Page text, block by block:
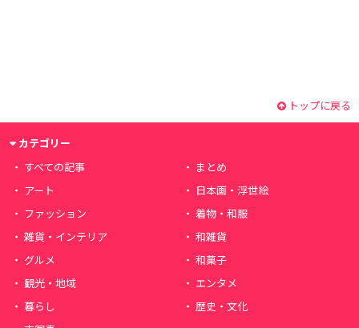
トップに戻る
カテゴリー
すべての記事
まとめ
アート
日本画・浮世絵
ファッション
着物・和服
雑貨・インテリア
和雑貨
グルメ
和菓子
観光・地域
エンタメ
暮らし
歴史・文化